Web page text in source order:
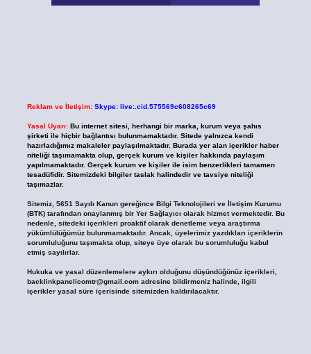
Reklam ve İletişim: Skype: live:.cid.575569c608265c69
Yasal Uyarı: Bu internet sitesi, herhangi bir marka, kurum veya şahıs
şirketi ile hiçbir bağlantısı bulunmamaktadır. Sitede yalnızca kendi
hazırladığımız makaleler paylaşılmaktadır. Burada yer alan içerikler haber
niteliği taşımamakta olup, gerçek kurum ve kişiler hakkında paylaşım
yapılmamaktadır. Gerçek kurum ve kişiler ile isim benzerlikleri tamamen
tesadüfidir. Sitemizdeki bilgiler taslak halindedir ve tavsiye niteliği
taşımazlar.
Sitemiz, 5651 Sayılı Kanun gereğince Bilgi Teknolojileri ve İletişim Kurumu
(BTK) tarafından onaylanmış bir Yer Sağlayıcı olarak hizmet vermektedir. Bu
nedenle, sitedeki içerikleri proaktif olarak denetleme veya araştırma
yükümlülüğümüz bulunmamaktadır. Ancak, üyelerimiz yazdıkları içeriklerin
sorumluluğunu taşımakta olup, siteye üye olarak bu sorumluluğu kabul
etmiş sayılırlar.
Hukuka ve yasal düzenlemelere aykırı olduğunu düşündüğünüz içerikleri,
backlinkpanelicomtr@gmail.comadresine bildirmeniz halinde, ilgili
içerikler yasal süre içerisinde sitemizden kaldırılacaktır.